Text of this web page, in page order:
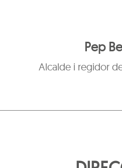
Pep
Alcalde i regidor